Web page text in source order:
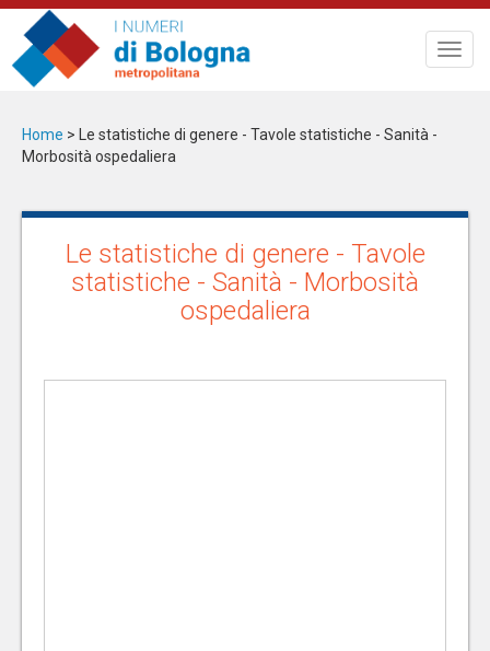
Salta
contenuto
principale
Home >
Le statistiche di genere - Tavole statistiche - Sanità -
Morbosità ospedaliera
Le statistiche di genere - Tavole
statistiche - Sanità - Morbosità
ospedaliera